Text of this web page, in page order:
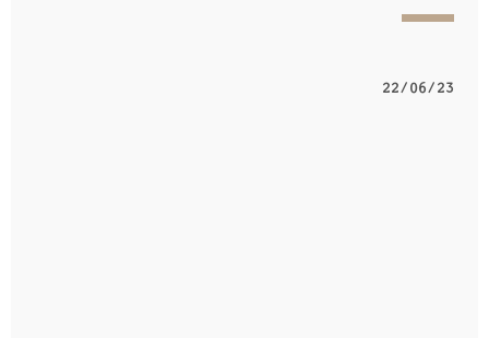
22/06/23